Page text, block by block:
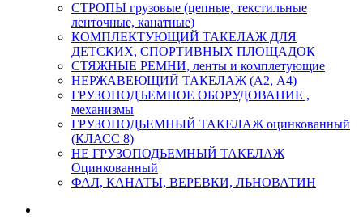
СТРОПЫ грузовые (цепные, текстильные
ленточные, канатные)
КОМПЛЕКТУЮЩИЙ ТАКЕЛАЖ ДЛЯ
ДЕТСКИХ, СПОРТИВНЫХ ПЛОЩАДОК
СТЯЖНЫЕ РЕМНИ, ленты и комплетующие
НЕРЖАВЕЮЩИЙ ТАКЕЛАЖ (А2, А4)
ГРУЗОПОДЪЕМНОЕ ОБОРУДОВАНИЕ ,
механизмы
ГРУЗОПОДЬЕМНЫЙ ТАКЕЛАЖ оцинкованный
(КЛАСС 8)
НЕ ГРУЗОПОДЬЕМНЫЙ ТАКЕЛАЖ
Оцинкованный
ФАЛ, КАНАТЫ, ВЕРЕВКИ, ЛЬНОВАТИН